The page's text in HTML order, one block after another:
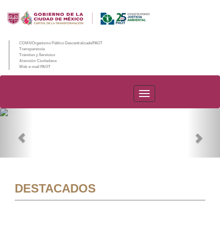
CDMX/Organismo Público Descentralizado/PAOT
Transparencia
Trámites y Servicios
Atención Ciudadana
Web e-mail PAOT
PAOT
DESTACADOS